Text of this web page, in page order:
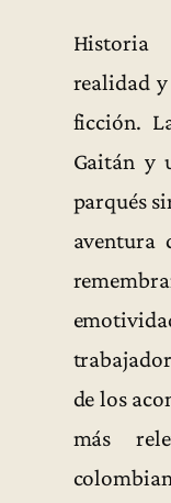
realidad
ficción.
Gaitán y
parqués
aventura
de los
más